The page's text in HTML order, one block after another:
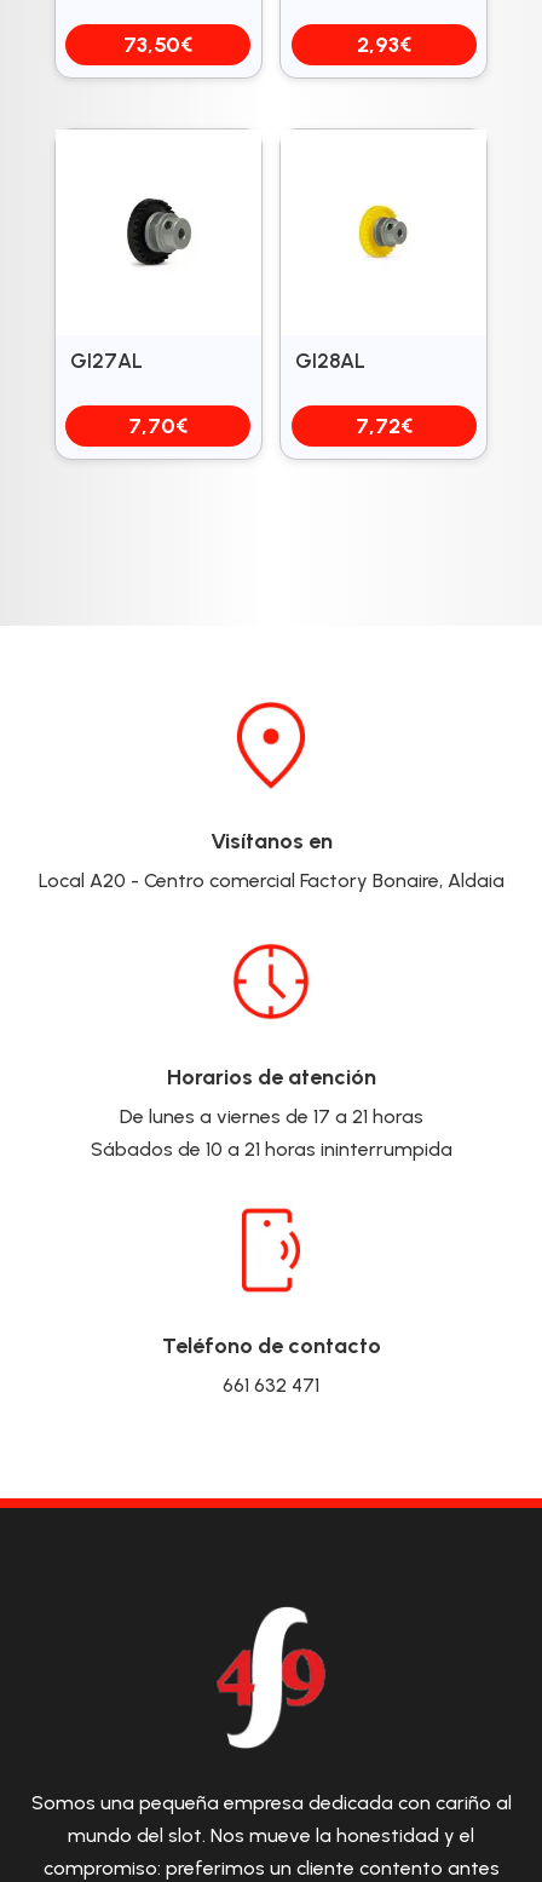
73,50€ 2,93€
GI27AL
7,70€
GI28AL
7,72€
Visítanos en
Local A20 - Centro comercial Factory Bonaire, Aldaia
Horarios de atención
De lunes a viernes de 17 a 21 horas
Sábados de 10 a 21 horas ininterrumpida
Teléfono de contacto
661 632 471
Somos una pequeña empresa dedicada con cariño al
mundo del slot. Nos mueve la honestidad y el
compromiso: preferimos un cliente contento antes